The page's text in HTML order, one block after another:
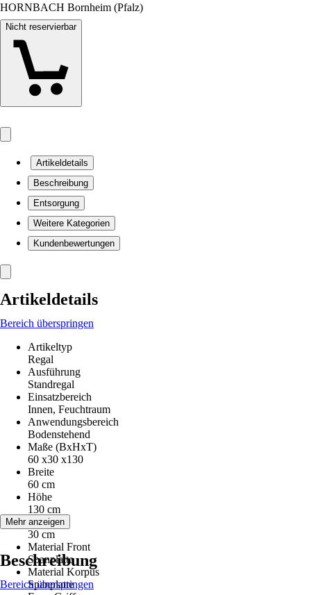
HORNBACH Bornheim (Pfalz)
Nicht reservierbar
Artikeldetails
Beschreibung
Entsorgung
Weitere Kategorien
Kundenbewertungen
Artikeldetails
Bereich überspringen
Artikeltyp
Regal
Ausführung
Standregal
Einsatzbereich
Innen, Feuchtraum
Anwendungsbereich
Bodenstehend
Maße (BxHxT)
60 x30 x130
Breite
60 cm
Höhe
130 cm
Tiefe
30 cm
Material Front
Spanplatte
Material Korpus
Spanplatte
Mehr anzeigen
Beschreibung
Bereich überspringen